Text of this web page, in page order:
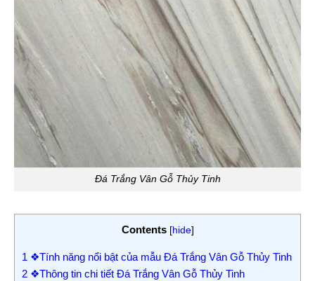
Đá Trắng Vân Gỗ Thủy Tinh
Contents [hide]
1 ❖Tính năng nổi bật của mẫu Đá Trắng Vân Gỗ Thủy Tinh
2 ❖Thông tin chi tiết Đá Trắng Vân Gỗ Thủy Tinh